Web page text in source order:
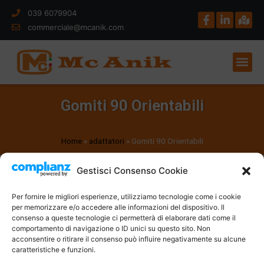
Gestisci Consenso Cookie
Per fornire le migliori esperienze, utilizziamo tecnologie come i cookie
per memorizzare e/o accedere alle informazioni del dispositivo. Il
consenso a queste tecnologie ci permetterà di elaborare dati come il
comportamento di navigazione o ID unici su questo sito. Non
acconsentire o ritirare il consenso può influire negativamente su alcune
caratteristiche e funzioni.
039 6079904
commerciale@mcanik.com
Gomiti 90 Orientabili
Home» adattatori » Gomiti 90 Orientabili